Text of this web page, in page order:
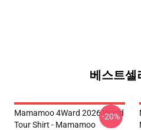
베스트셀
Mamamoo 4Ward 2026 World
Tour Shirt - Mamamoo
-20%